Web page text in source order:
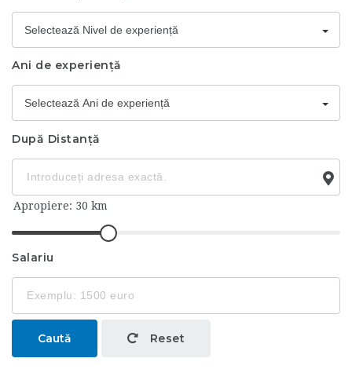
Selectează Nivel de experiență
Ani de experiență
Selectează Ani de experiență
După Distanță
Salariu
Caută Reset